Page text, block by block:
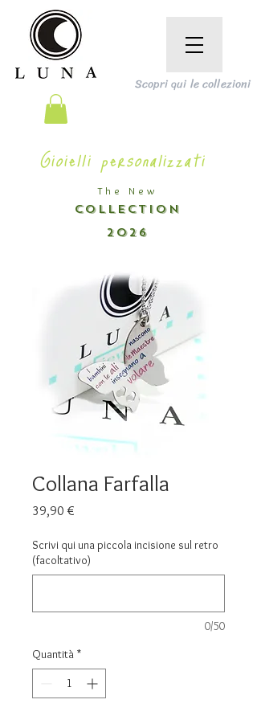
The New
COLLECTION
2026
Scopri qui le collezioni
Gioielli personalizzati
Collana Farfalla
39,90 €
Scrivi qui una piccola incisione sul retro
(facoltativo)
0/50
Quantità *